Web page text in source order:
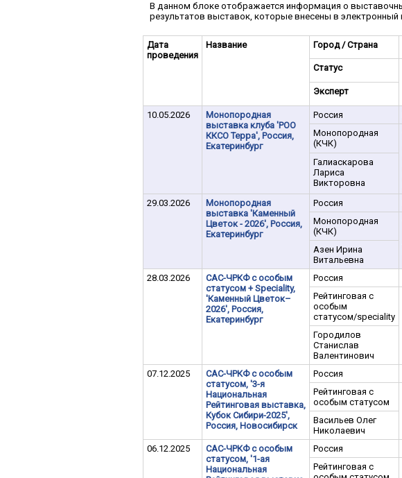
В данном блоке отображается информация о
результатов выставок, которые внесены в электронный
Дата
проведения
Название Город / Страна
Статус
Эксперт
10.05.2026
Монопородная
выставка клуба 'РОО
ККСО Терра', Россия,
Екатеринбург
Россия
Монопородная
(КЧК)
Галиаскарова
Лариса
Викторовна
29.03.2026
Монопородная
выставка 'Каменный
Цветок - 2026', Россия,
Екатеринбург
Россия
Монопородная
(КЧК)
Азен Ирина
Витальевна
28.03.2026
САС-ЧРКФ с особым
статусом + Speciality,
'Каменный Цветок–
2026', Россия,
Екатеринбург
Россия
Рейтинговая с
особым
статусом/speciality
Городилов
Станислав
Валентинович
07.12.2025
САС-ЧРКФ с особым
статусом, '3-я
Национальная
Рейтинговая выставка,
Кубок Сибири-2025',
Россия, Новосибирск
Россия
Рейтинговая с
особым статусом
Васильев Олег
Николаевич
06.12.2025
САС-ЧРКФ с особым
статусом, '1-ая
Национальная
Россия
Рейтинговая с